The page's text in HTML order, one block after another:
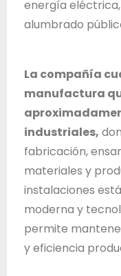
energía
alumbrado
La compañía
manufactura
industriales,
fabricación,
materiales y
instalaciones
moderna y
permite
y eficiencia